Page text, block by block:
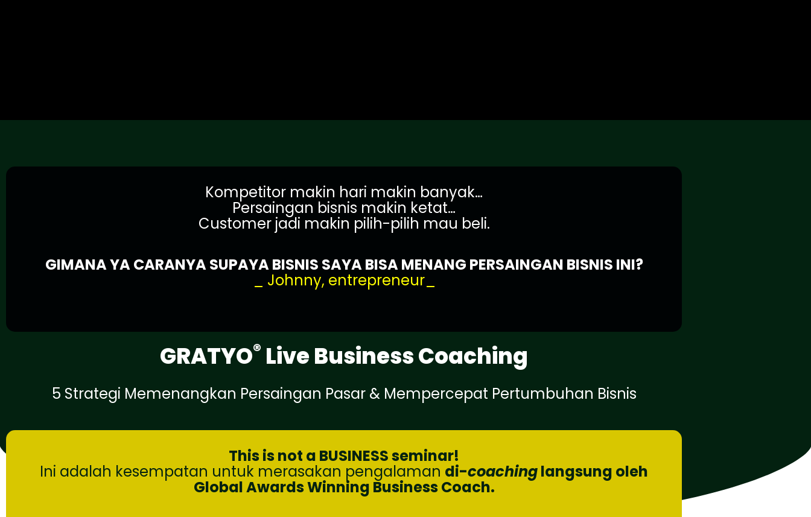
Kompetitor makin hari makin banyak…
Persaingan bisnis makin ketat…
Customer jadi makin pilih-pilih mau beli.
GIMANA YA CARANYA SUPAYA BISNIS SAYA BISA MENANG PERSAINGAN BISNIS INI?
_ Johnny, entrepreneur_
GRATYO® Live Business Coaching
5 Strategi Memenangkan Persaingan Pasar & Mempercepat Pertumbuhan Bisnis
This is not a BUSINESS seminar!
Ini adalah kesempatan untuk merasakan pengalaman di-coachinglangsung oleh
Global Awards Winning Business Coach.